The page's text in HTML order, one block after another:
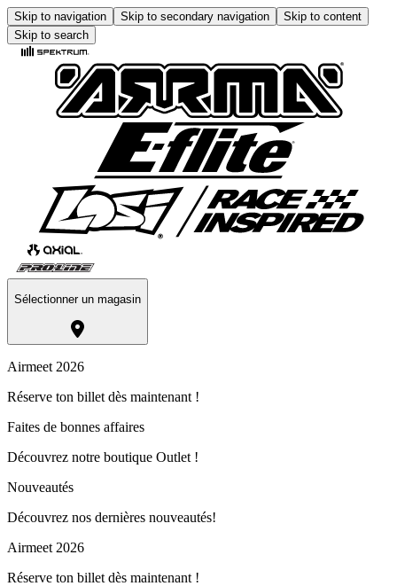
Skip to navigation Skip to secondary navigation
Skip to content
Skip to search
Sélectionner un magasin
Airmeet 2026
Réserve ton billet dès maintenant !
Faites de bonnes affaires
Découvrez notre boutique Outlet !
Nouveautés
Découvrez nos dernières nouveautés!
Airmeet 2026
Réserve ton billet dès maintenant !